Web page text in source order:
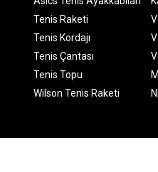
Tenis Raketi
Tenis Kordajı
Tenis Çantası
Tenis Topu
Wilson Tenis Raketi